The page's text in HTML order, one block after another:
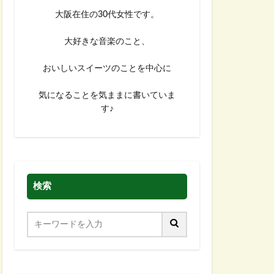
大阪在住の30代女性です。
大好きな音楽のこと、
おいしいスイーツのことを中心に
気になることを気ままに書いていま
す♪
検索